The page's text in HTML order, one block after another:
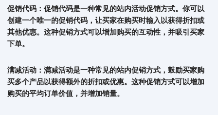
促销代码 ： 促销代码是一种常见的站内活动促销方式。你可以
创建一个唯一的促销代码，让买家在购买时输入以获得折扣或
其他优惠。这种促销方式可以增加购买的互动性，并吸引买家
下单。
满减活动 ： 满减活动是一种常见的站内促销方式，鼓励买家购
买多个产品以获得额外的折扣或优惠。这种促销方式可以增加
购买的平均订单价值，并增加销量。